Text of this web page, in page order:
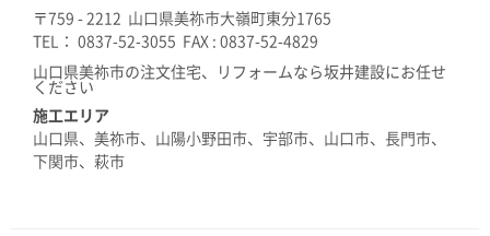
〒759 - 2212 山口県美祢市大嶺町東分1765
TEL： 0837-52-3055 FAX : 0837-52-4829
山口県美祢市の注文住宅、リフォームなら坂井建設にお任せ
ください
施工エリア
山口県、美祢市、山陽小野田市、宇部市、山口市、長門市、
下関市、萩市